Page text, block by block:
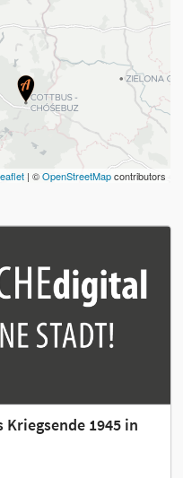
| ©OpenStreetMapcontributors
Kriegsende 1945 in